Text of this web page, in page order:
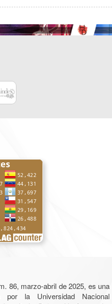
86, marzo-abril de 2025, es una
por la Universidad Nacional